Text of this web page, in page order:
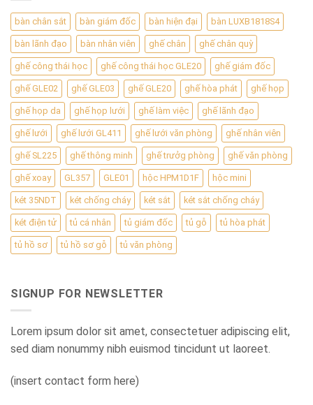
bàn chân sắt bàn giám đốc bàn hiện đại bàn LUXB1818S4
bàn lãnh đạo bàn nhân viên ghế chân ghế chân quỳ
ghế công thái học ghế công thái học GLE20 ghế giám đốc
ghế GLE02 ghế GLE03 ghế GLE20 ghế hòa phát ghế họp
ghế họp da ghế họp lưới ghế làm việc ghế lãnh đạo
ghế lưới ghế lưới GL411 ghế lưới văn phòng ghế nhân viên
ghế SL225 ghế thông minh ghế trưởg phòng ghế văn phòng
ghế xoay GL357 GLE01 hộc HPM1D1F hộc mini
két 35NDT két chống cháy két sắt két sắt chống cháy
két điện tử tủ cá nhân tủ giám đốc tủ gỗ tủ hòa phát
tủ hồ sơ tủ hồ sơ gỗ tủ văn phòng
SIGNUP FOR NEWSLETTER
Lorem ipsum dolor sit amet, consectetuer adipiscing elit,
sed diam nonummy nibh euismod tincidunt ut laoreet.
(insert contact form here)